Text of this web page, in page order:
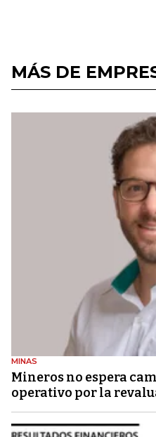
MÁS DE
MINAS
Mineros no espera
operativo por la